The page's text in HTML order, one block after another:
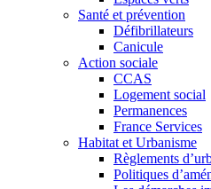
Santé et prévention
Défibrillateurs
Canicule
Action sociale
CCAS
Logement social
Permanences
France Services
Habitat et Urbanisme
Règlements
Politiques